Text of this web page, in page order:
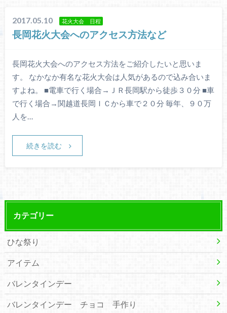
2017.05.10 花火大会 日程
長岡花火大会へのアクセス方法など
長岡花火大会へのアクセス方法をご紹介したいと思いま
す。 なかなか有名な花火大会は人気があるので込み合いま
すよね。 ■電車で行く場合→ＪＲ長岡駅から徒歩３０分 ■車
で行く場合→関越道長岡ＩＣから車で２０分 毎年、９０万
人を…
続きを読む
カテゴリー
ひな祭り
アイテム
バレンタインデー
バレンタインデー チョコ 手作り